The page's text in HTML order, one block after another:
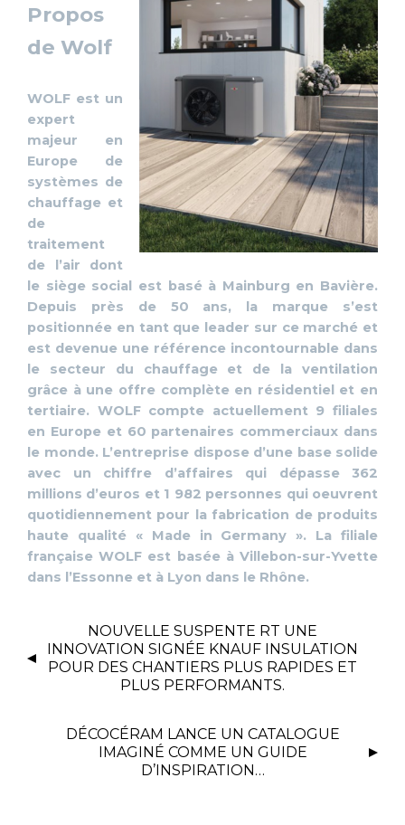
Propos
de Wolf
WOLF est un
expert
majeur en
Europe de
systèmes de
chauffage et
de
traitement
de l’air dont
le siège social est basé à Mainburg en Bavière.
Depuis près de 50 ans, la marque s’est
positionnée en tant que leader sur ce marché et
est devenue une référence incontournable dans
le secteur du chauffage et de la ventilation
grâce à une offre complète en résidentiel et en
tertiaire. WOLF compte actuellement 9 filiales
en Europe et 60 partenaires commerciaux dans
le monde. L’entreprise dispose d’une base solide
avec un chiffre d’affaires qui dépasse 362
millions d’euros et 1 982 personnes qui oeuvrent
quotidiennement pour la fabrication de produits
haute qualité « Made in Germany ». La filiale
française WOLF est basée à Villebon-sur-Yvette
dans l’Essonne et à Lyon dans le Rhône.
NOUVELLE SUSPENTE RT UNE
INNOVATION SIGNÉE KNAUF INSULATION
POUR DES CHANTIERS PLUS RAPIDES ET
PLUS PERFORMANTS.
DÉCOCÉRAM LANCE UN CATALOGUE
IMAGINÉ COMME UN GUIDE
D’INSPIRATION…